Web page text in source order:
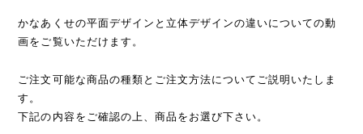
かなあくせの平面デザインと立体デザインの違いについての動
画をご覧いただけます。
ご注文可能な商品の種類とご注文方法についてご説明いたしま
す。
下記の内容をご確認の上、商品をお選び下さい。